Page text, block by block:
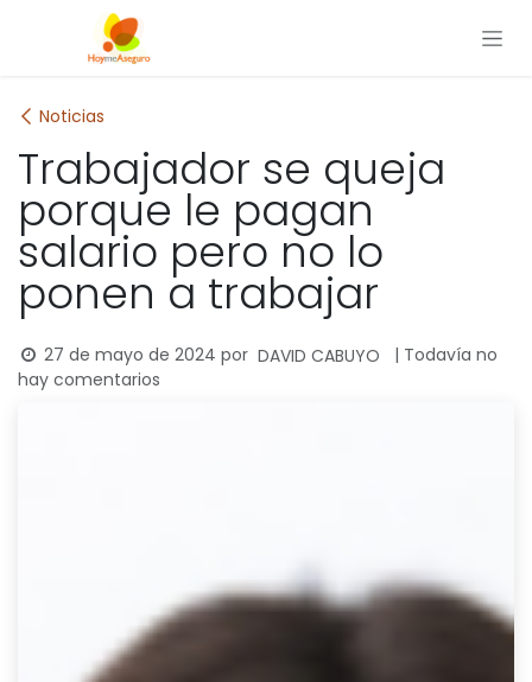
Ir al contenido
Noticias
Trabajador se queja
porque le pagan
salario pero no lo
ponen a trabajar
27 de mayo de 2024 por DAVID CABUYO
| Todavía no
hay comentarios